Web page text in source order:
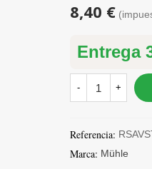
8,40 €
Entrega
- +
Referencia:
Marca: Mühle